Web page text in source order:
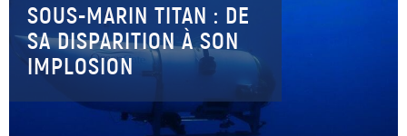
SOUS-MARIN TITAN : DE
SA DISPARITION À SON
IMPLOSION